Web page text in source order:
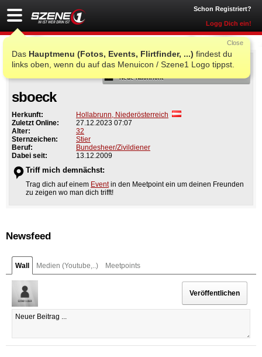
Schon Registriert?
Logg Dich ein!
Das Hauptmenu (Fotos, Events, Flirtfinder, ...) findest du
links oben, wenn du auf das Menuicon / Szene1 Logo tippst.
Close
Als Freund
Neue Nachricht
sboeck
Herkunft:
Hollabrunn, Niederösterreich
Zuletzt Online:
27.12.2023 07:07
Alter:
32
Sternzeichen:
Stier
Beruf:
Bundesheer/Zivildiener
Dabei seit:
13.12.2009
Triff mich demnächst:
Trag dich auf einem Eventin den Meetpoint ein um deinen Freunden
zu zeigen wo man dich trifft!
Newsfeed
Wall Medien (Youtube,..) Meetpoints